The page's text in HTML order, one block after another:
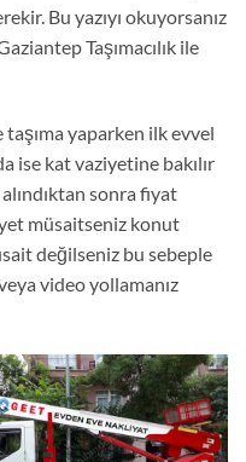
Bu yazıyı okuyorsanız
Taşımacılık ile
yaparken ilk evvel
ise kat vaziyetine bakılır
sonra fiyat
müsaitseniz konut
değilseniz bu sebeple
video yollamanız